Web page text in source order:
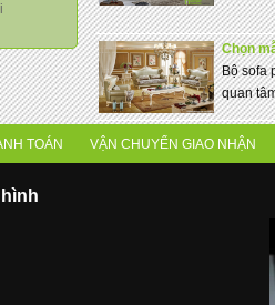
Chọn
Bộ sofa
quan
TOÁN VẬN CHUYỂN GIAO NHẬN